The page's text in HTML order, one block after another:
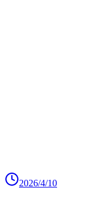
2026/4/10